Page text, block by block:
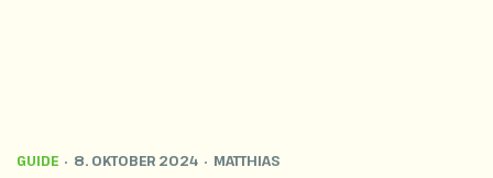
GUIDE 8. OKTOBER 2024 MATTHIAS